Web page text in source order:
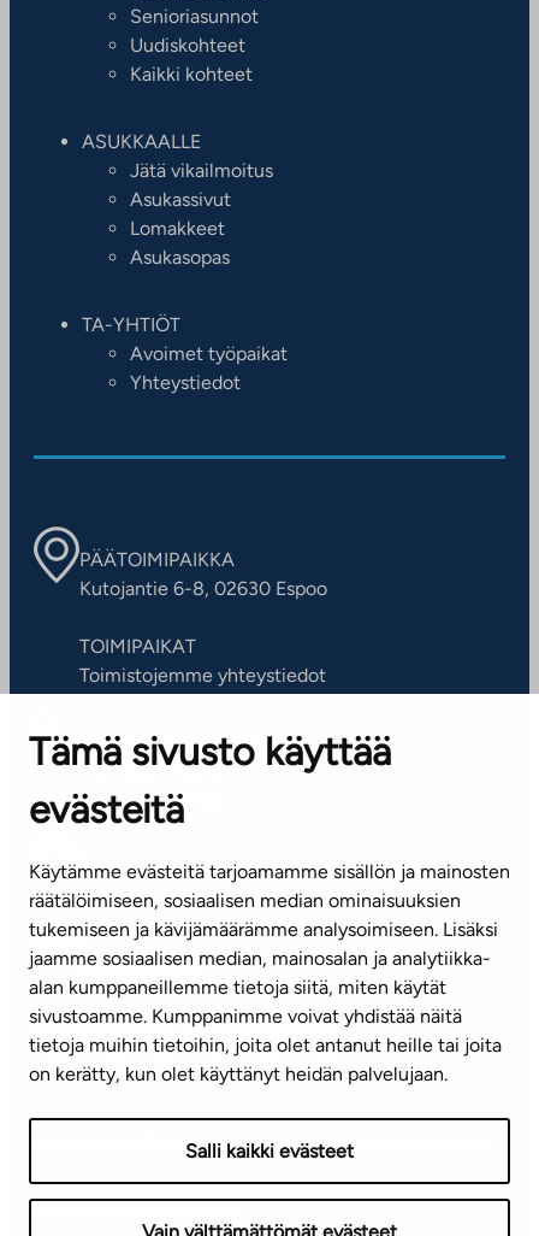
Tämä sivusto käyttää
evästeitä
Käytämme evästeitä tarjoamamme sisällön ja mainosten
räätälöimiseen, sosiaalisen median ominaisuuksien
tukemiseen ja kävijämäärämme analysoimiseen. Lisäksi
jaamme sosiaalisen median, mainosalan ja analytiikka-
alan kumppaneillemme tietoja siitä, miten käytät
sivustoamme. Kumppanimme voivat yhdistää näitä
tietoja muihin tietoihin, joita olet antanut heille tai joita
on kerätty, kun olet käyttänyt heidän palvelujaan.
Salli kaikki evästeet
Senioriasunnot
Uudiskohteet
Kaikki kohteet
ASUKKAALLE
Jätä vikailmoitus
Asukassivut
Lomakkeet
Asukasopas
TA-YHTIÖT
Avoimet työpaikat
Yhteystiedot
PÄÄTOIMIPAIKKA
Kutojantie 6-8, 02630 Espoo
TOIMIPAIKAT
Toimistojemme yhteystiedot
ASIAKASPALVELUKESKUS
Puh. 045 7734 3777
(arkisin klo 8-16)
info@ta.fi
Tilaa uutiskirje
Mediapankki
TietosuojaselosteSaavutettavuusseloste